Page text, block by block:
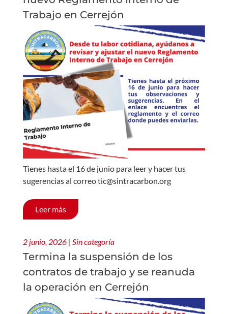
Trabajo en Cerrejón
Tienes hasta el 16 de junio para leer y hacer tus
sugerencias al correo tic@sintracarbon.org
Leer más
2 junio, 2026 | Sin categoría
Termina la suspensión de los
contratos de trabajo y se reanuda
la operación en Cerrejón